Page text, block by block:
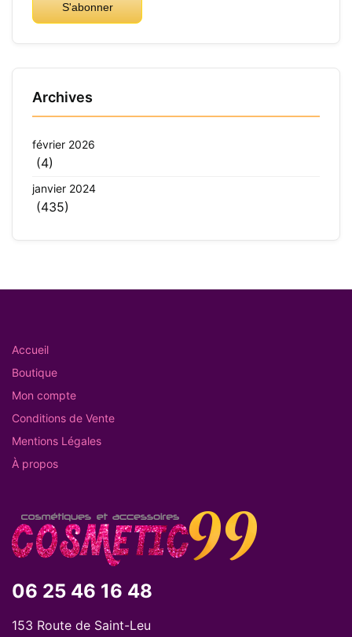
S'abonner
Archives
février 2026
(4)
janvier 2024
(435)
Accueil
Boutique
Mon compte
Conditions de Vente
Mentions Légales
À propos
06 25 46 16 48
153 Route de Saint-Leu